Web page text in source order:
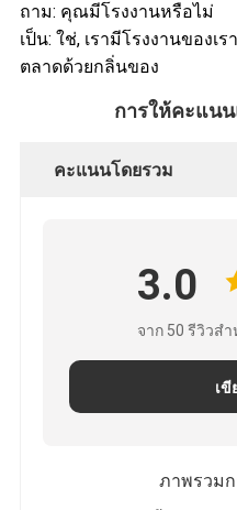
ถาม: คุณมีโรงงานหรือไม่
เป็น: ใช่, เรามีโรงงานของ
ตลาดด้วยกลิ่นของ
การให้คะแน
คะแนนโดยรวม
3.0
จาก 50 รีวิวสํ
เขี
ภาพรวม